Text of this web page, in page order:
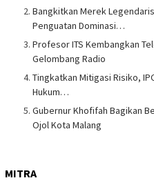
Bangkitkan Merek
Penguatan Dominasi…
Profesor ITS Kembangkan
Gelombang Radio
Tingkatkan Mitigasi Risiko,
Hukum…
Gubernur Khofifah Bagikan
Ojol Kota Malang
MITRA